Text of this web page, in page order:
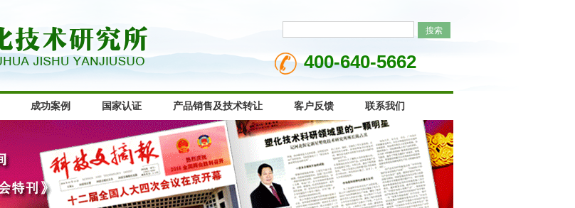
400-640-5662
成功案例 国家认证 产品销售及技术转让 客户反馈 联系我们